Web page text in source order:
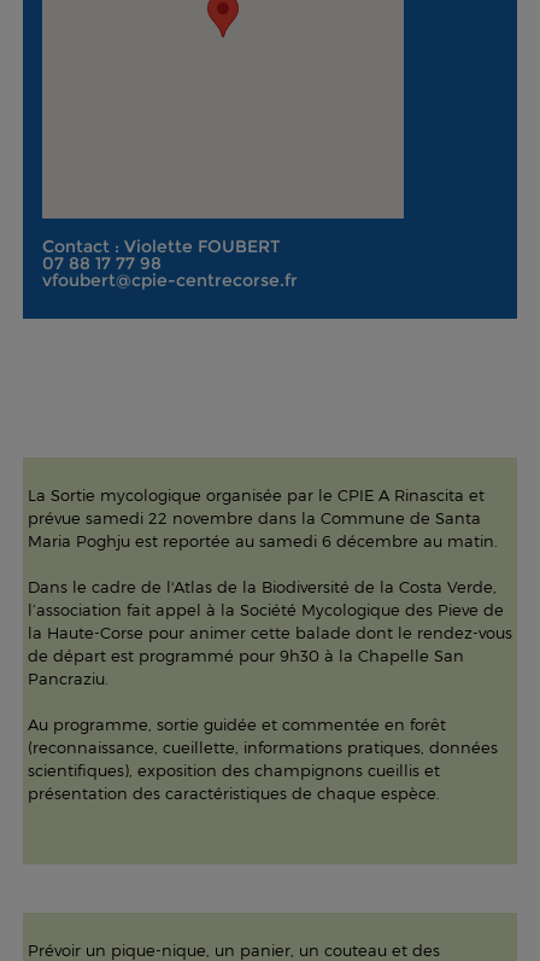
Contact : Violette FOUBERT
07 88 17 77 98
vfoubert@cpie-centrecorse.fr
La Sortie mycologique organisée par le CPIE A Rinascita et
prévue samedi 22 novembre dans la Commune de Santa
Maria Poghju est reportée au samedi 6 décembre au matin.
Dans le cadre de l'Atlas de la Biodiversité de la Costa Verde,
l’association fait appel à la Société Mycologique des Pieve de
la Haute-Corse pour animer cette balade dont le rendez-vous
de départ est programmé pour 9h30 à la Chapelle San
Pancraziu.
Au programme, sortie guidée et commentée en forêt
(reconnaissance, cueillette, informations pratiques, données
scientifiques), exposition des champignons cueillis et
présentation des caractéristiques de chaque espèce.
Prévoir un pique-nique, un panier, un couteau et des